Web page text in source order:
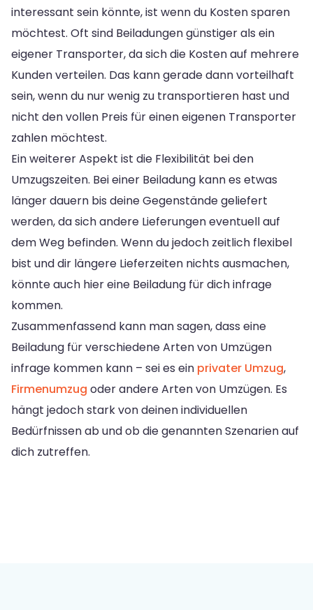
interessant sein könnte, ist wenn du Kosten sparen
möchtest. Oft sind Beiladungen günstiger als ein
eigener Transporter, da sich die Kosten auf mehrere
Kunden verteilen. Das kann gerade dann vorteilhaft
sein, wenn du nur wenig zu transportieren hast und
nicht den vollen Preis für einen eigenen Transporter
zahlen möchtest.
Ein weiterer Aspekt ist die Flexibilität bei den
Umzugszeiten. Bei einer Beiladung kann es etwas
länger dauern bis deine Gegenstände geliefert
werden, da sich andere Lieferungen eventuell auf
dem Weg befinden. Wenn du jedoch zeitlich flexibel
bist und dir längere Lieferzeiten nichts ausmachen,
könnte auch hier eine Beiladung für dich infrage
kommen.
Zusammenfassend kann man sagen, dass eine
Beiladung für verschiedene Arten von Umzügen
infrage kommen kann – sei es ein privater Umzug,
Firmenumzug oder andere Arten von Umzügen. Es
hängt jedoch stark von deinen individuellen
Bedürfnissen ab und ob die genannten Szenarien auf
dich zutreffen.